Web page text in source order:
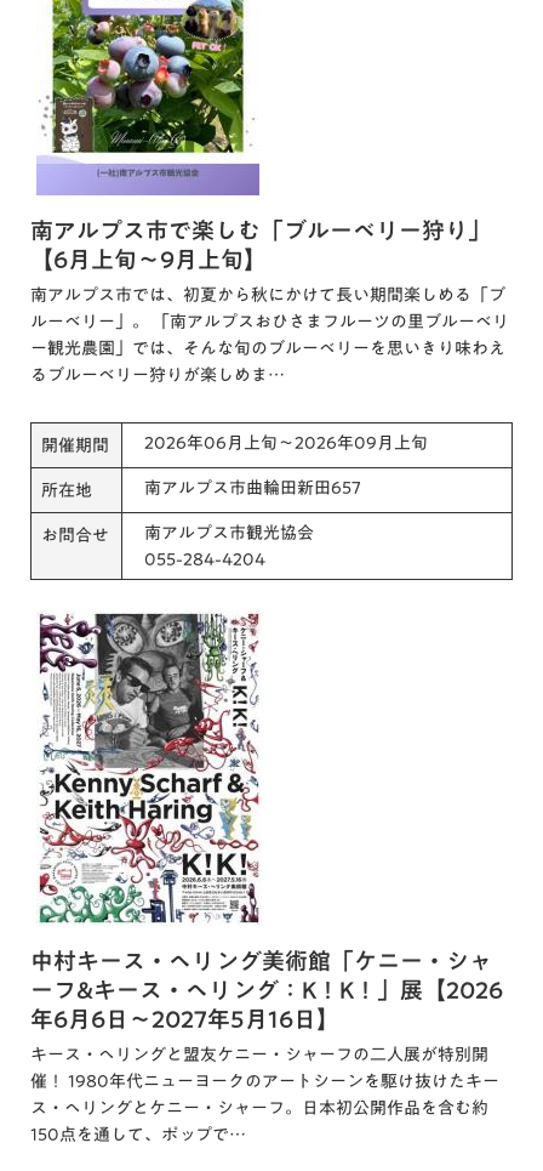
南アルプス市で楽しむ「ブルーベリー狩り」
【6月上旬～9月上旬】
南アルプス市では、初夏から秋にかけて長い期間楽しめる「ブ
ルーベリー」。 「南アルプスおひさまフルーツの里ブルーベリ
ー観光農園」では、そんな旬のブルーベリーを思いきり味わえ
るブルーベリー狩りが楽しめま…
開催期間 2026年06月上旬～2026年09月上旬
所在地 南アルプス市曲輪田新田657
お問合せ
南アルプス市観光協会
055-284-4204
中村キース・ヘリング美術館「ケニー・シャ
ーフ&キース・ヘリング：K！K！」展【2026
年6月6日～2027年5月16日】
キース・ヘリングと盟友ケニー・シャーフの二人展が特別開
催！ 1980年代ニューヨークのアートシーンを駆け抜けたキー
ス・ヘリングとケニー・シャーフ。日本初公開作品を含む約
150点を通して、ポップで…